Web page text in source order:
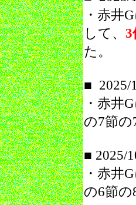
・赤井
して、 3
た。
■ 2025/
・赤井
の7節
■ 2025/
・赤井
の6節